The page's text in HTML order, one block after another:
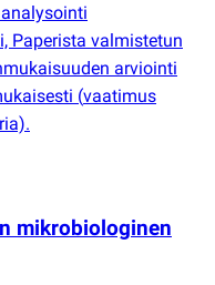
analysointi
Paperista valmistetun
arviointi
(vaatimus
mikrobiologinen